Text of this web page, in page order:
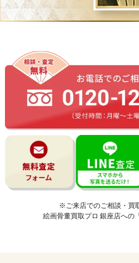
※ご来店でのご相談・買
絵画骨董買取プロ 銀座店への